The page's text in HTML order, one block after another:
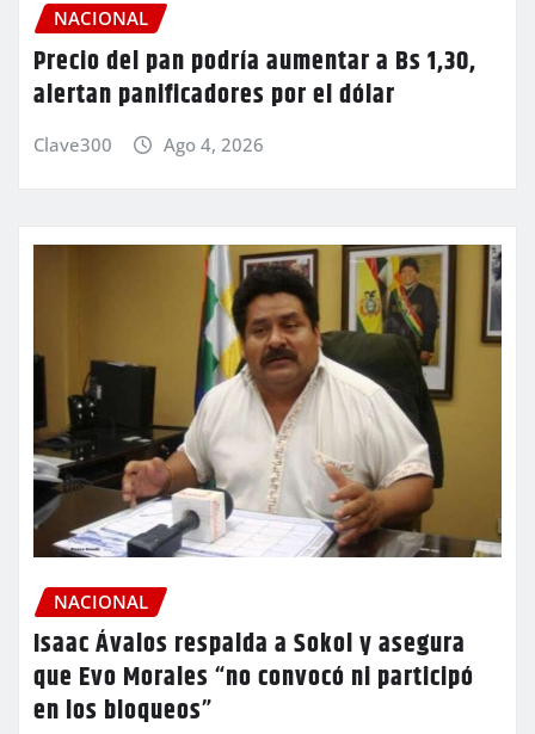
NACIONAL
Precio del pan podría aumentar a Bs 1,30,
alertan panificadores por el dólar
Clave300 Ago 4, 2026
NACIONAL
Isaac Ávalos respalda a Sokol y asegura
que Evo Morales “no convocó ni participó
en los bloqueos”